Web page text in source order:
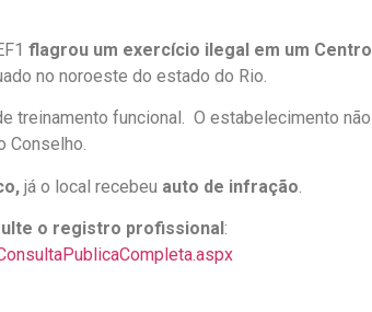
flagrou um exercício ilegal em um Centro
no noroeste do estado do Rio.
treinamento funcional. O estabelecimento não
Conselho.
já o local recebeu auto de infração
o registro profissional :